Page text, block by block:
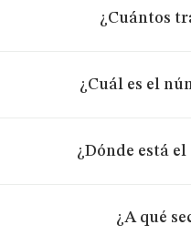
¿Cuántos
¿Cuál es el
¿Dónde está
¿A qué